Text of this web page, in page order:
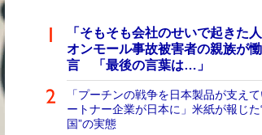
「そもそも会社のせいで起きた
オンモール事故被害者の親族が
言 「最後の言葉は…」
「プーチンの戦争を日本製品が支え
ートナー企業が日本に」米紙が報じた
国”の実態